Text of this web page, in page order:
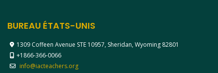
BUREAU ÉTATS-UNIS
1309 Coffeen Avenue STE 10957, Sheridan, Wyoming 82801
+1866-366-0066
info@iacteachers.org